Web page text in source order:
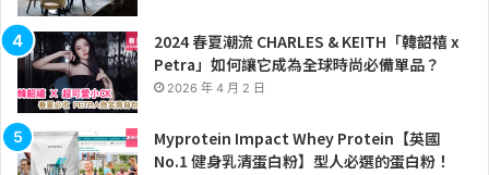
2024 春夏潮流 CHARLES & KEITH「韓韶禧 x
Petra」如何讓它成為全球時尚必備單品？
2026 年 4 月 2 日
Myprotein Impact Whey Protein【英國
No.1 健身乳清蛋白粉】型人必選的蛋白粉！